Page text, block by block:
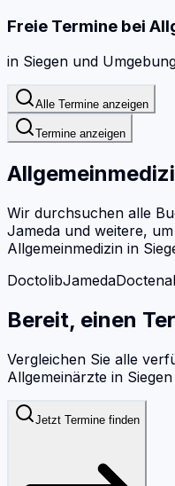
Freie Termine bei
in Siegen und
Alle Termine anzeigen
Termine anzeigen
Wir durchsuchen alle
Jameda und weitere,
Allgemeinmedizin in
DoctolibJamedaDoctena
Bereit, einen
Vergleichen Sie alle
Allgemeinärzte in Siegen
Jetzt Termine finden